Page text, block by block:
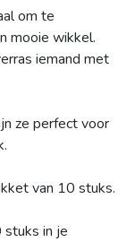
om te
mooie wikkel.
iemand met
ze perfect voor
van 10 stuks.
in je